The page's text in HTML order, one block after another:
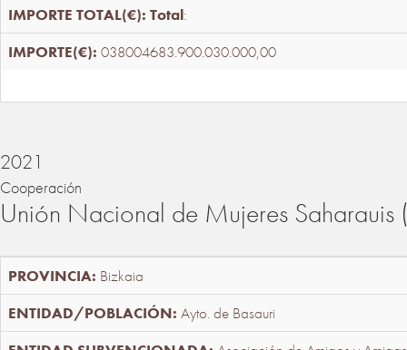
Total:
038004683.900.030.000,00
2021
Cooperación
Unión Nacional de Mujeres
Bizkaia
Ayto. de Basauri